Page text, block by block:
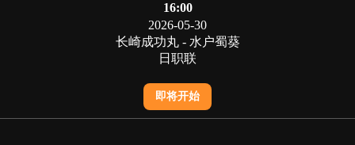
16:00
2026-05-30
长崎成功丸 - 水户蜀葵
日职联
即将开始